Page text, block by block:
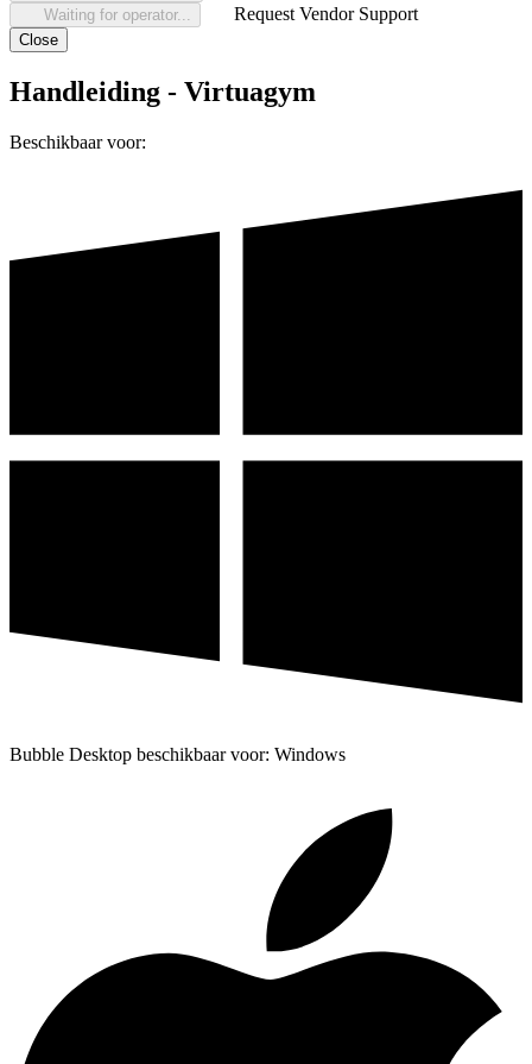
Waiting for operator... Request Vendor Support
Close
Handleiding - Virtuagym
Beschikbaar voor:
Bubble Desktop beschikbaar voor: Windows